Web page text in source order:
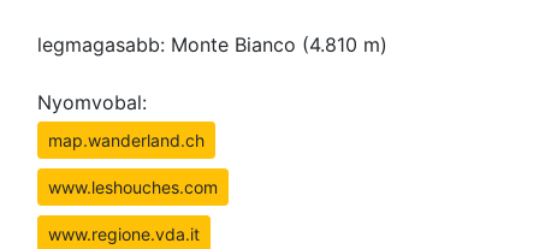
legmagasabb: Monte Bianco (4.810 m)
Nyomvobal:
map.wanderland.ch
www.leshouches.com
www.regione.vda.it